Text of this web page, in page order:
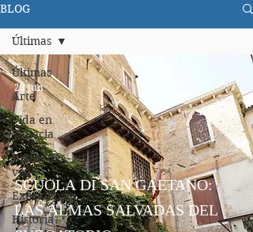
BLOG
Últimas
Arte
Vida en
Venecia
Diario de
viaje
Experiencia
Historia
Últimas
SCUOLA DI SAN GAETANO:
LAS ALMAS SALVADAS DEL
23 jun